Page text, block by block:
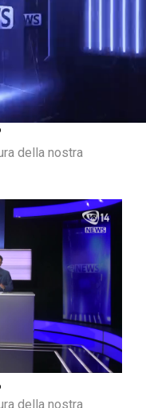
della nostra
della nostra